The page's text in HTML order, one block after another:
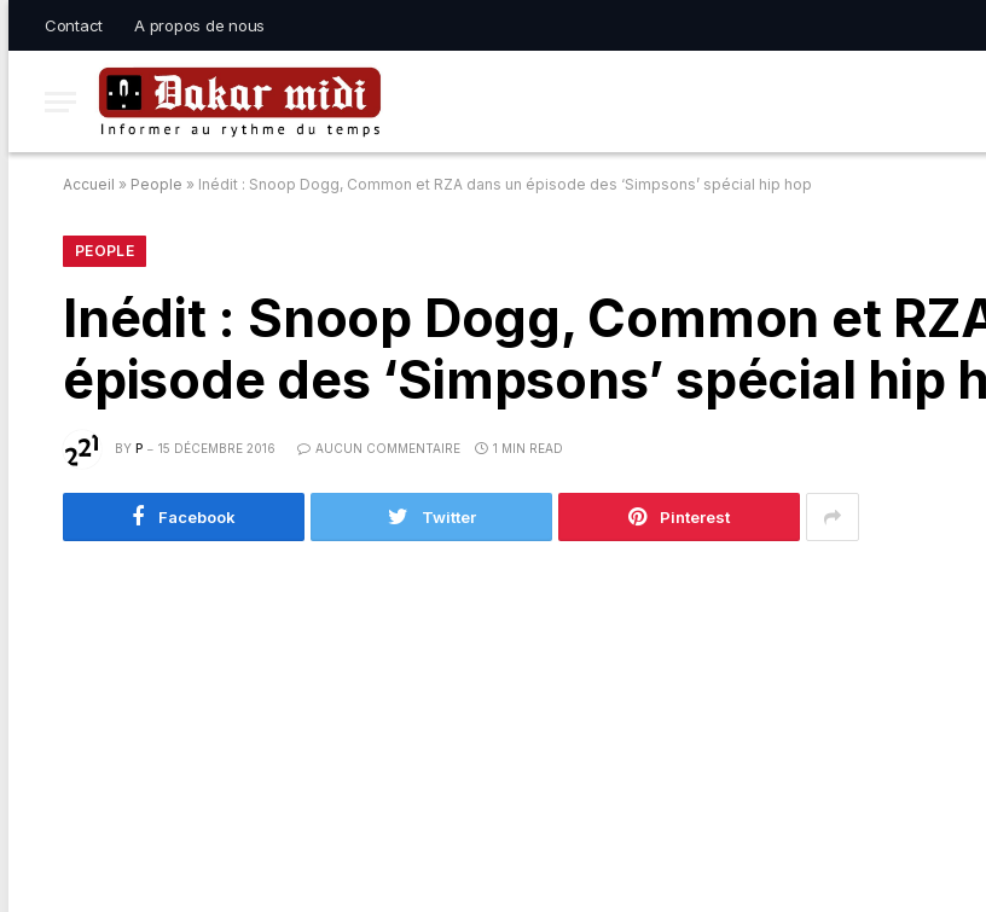
Contact A propos de nous
Accueil » People » Inédit : Snoop Dogg, Common et RZA dans un épisode des ‘Simpsons’ spécial hip hop
PEOPLE
Inédit : Snoop Dogg, Common et
épisode des ‘Simpsons’ spécial hip
BY P 15 DÉCEMBRE 2016 AUCUN COMMENTAIRE 1 MIN READ
Facebook Twitter Pinterest